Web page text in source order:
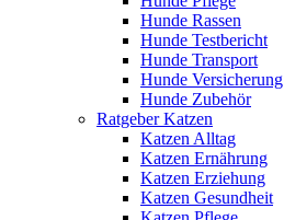
Hunde Rassen
Hunde Testbericht
Hunde Transport
Hunde Versicherung
Hunde Zubehör
Ratgeber Katzen
Katzen Alltag
Katzen Ernährung
Katzen Erziehung
Katzen Gesundheit